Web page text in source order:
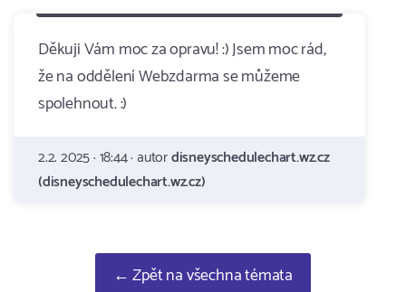
Děkuji Vám moc za opravu! :) Jsem moc rád,
že na oddělení Webzdarma se můžeme
spolehnout. :)
2.2. 2025 · 18:44 · autordisneyschedulechart.wz.cz
(disneyschedulechart.wz.cz)
← Zpět na všechna témata